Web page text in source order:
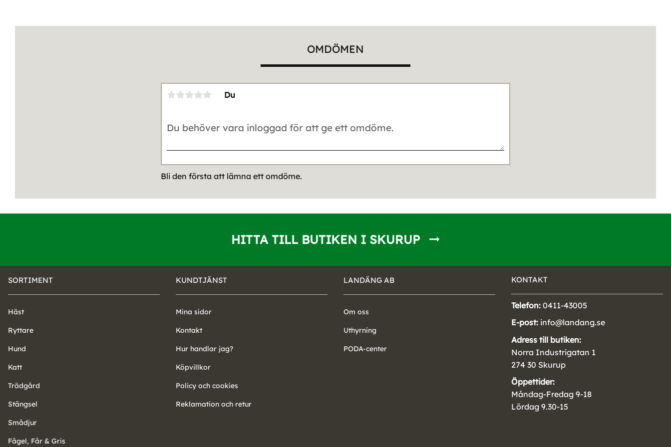
OMDÖMEN
Du
Bli den första att lämna ett omdöme.
HITTA TILL BUTIKEN I SKURUP
SORTIMENT
Häst
Ryttare
Hund
Katt
Trädgård
Stängsel
Smådjur
Fågel, Får & Gris
KUNDTJÄNST
Mina sidor
Kontakt
Hur handlar jag?
Köpvillkor
Policy och cookies
Reklamation och retur
LANDÄNG AB
Om oss
Uthyrning
PODA-center
KONTAKT
Telefon: 0411-43005
E-post: info@landang.se
Adress till butiken:
Norra Industrigatan 1
274 30 Skurup
Öppettider:
Måndag-Fredag 9-18
Lördag 9.30-15